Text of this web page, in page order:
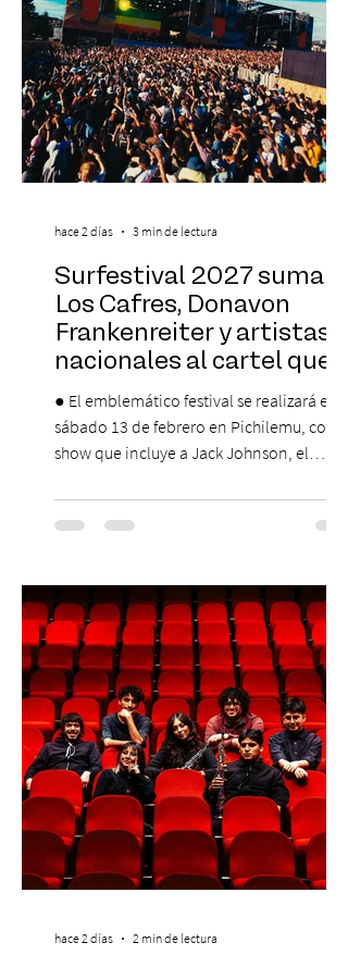
que albergará durante dos jornadas una
pro
Surfestival 2027 suma a
Los Cafres, Donavon
Frankenreiter y artistas
nacionales al cartel que
encabeza Jack Johnson
● El emblemático festival se realizará el
sábado 13 de febrero en Pichilemu, con un
show que incluye a Jack Johnson, el
El lunes 10 de agosto comienza la
Preventa Exclusiva Santander con 30%
stock). Posterior a esta preventa exclusiva
se da inicio a la segunda etapa con una
preventa con 20% descuento para los
clientes del mismo banco y 20% para las
personas que se pre inscribieron y el miérc
hace 2 días 3 min de lectura
hace 2 días 2 min de lectura